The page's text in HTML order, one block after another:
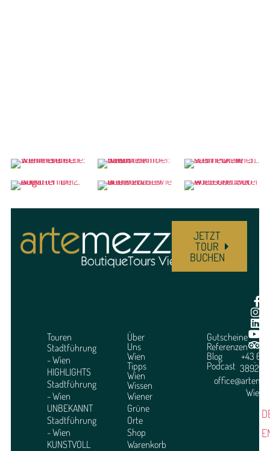
JETZT
TOUR
BUCHEN
Touren
Stadtführung
- Wien
HIGHLIGHTS
Stadtführung
- Wien
UNBEKANNT
Stadtführung
- Wien
KUNSTVOLL
Über
Uns
Wien
Tipps
Wien
Wissen
Wiener
Grüne
Orte
Shop
Warenkorb
Gutscheine
Referenzen
Blog
Podcast
+43 664
3892951
Wien